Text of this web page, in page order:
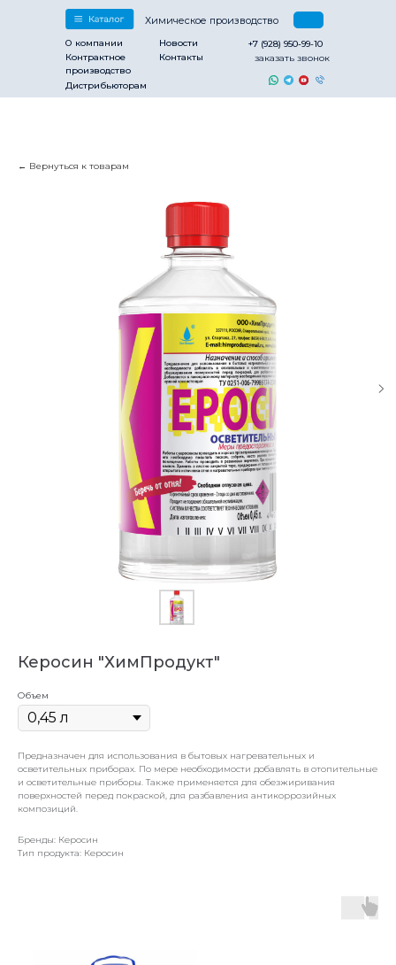
+7 (928) 950-99-10
заказать звонок
Контакты
Новости
Дистрибьюторам
Контрактное
производство
О компании
Химическое производство
Вернуться к товарам
Керосин "ХимПродукт"
Объем
Предназначен для использования в бытовых нагревательных и
осветительных приборах. По мере необходимости добавлять в отопительные
и осветительные приборы. Также применяется для обезжиривания
поверхностей перед покраской, для разбавления антикоррозийных
композиций.
Бренды: Керосин
Тип продукта: Керосин